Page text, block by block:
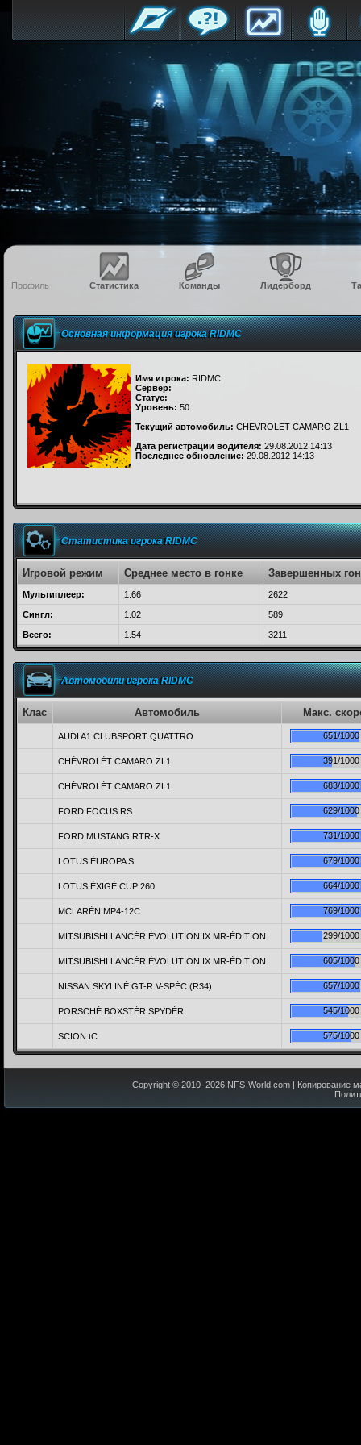
Профиль Статистика Команды Лидерборд
Основная информация игрока RIDMC
Имя игрока: RIDMC
Сервер:
Статус:
Уровень: 50
Текущий автомобиль: CHEVROLET CAMARO ZL1
Дата регистрации водителя: 29.08.2012 14:13
Последнее обновление: 29.08.2012 14:13
Статистика игрока RIDMC
Игровой режим Среднее место в гонке Завершенных
Мультиплеер: 1.66 2622
Сингл: 1.02 589
Всего: 1.54 3211
Автомобили игрока RIDMC
Клас Автомобиль Макс.
AUDI A1 CLUBSPORT QUATTRO 651/1000
CHÉVROLÉT CAMARO ZL1 391/1000
CHÉVROLÉT CAMARO ZL1 683/1000
FORD FOCUS RS 629/1000
FORD MUSTANG RTR-X 731/1000
LOTUS ÉUROPA S 679/1000
LOTUS ÉXIGÉ CUP 260 664/1000
MCLARÉN MP4-12C 769/1000
MITSUBISHI LANCÉR ÉVOLUTION IX MR-ÉDITION 299/1000
MITSUBISHI LANCÉR ÉVOLUTION IX MR-ÉDITION 605/1000
NISSAN SKYLINÉ GT-R V-SPÉC (R34) 657/1000
PORSCHÉ BOXSTÉR SPYDÉR 545/1000
SCION tC 575/1000
Copyright © 2010–2026 NFS-World.com | Копирование